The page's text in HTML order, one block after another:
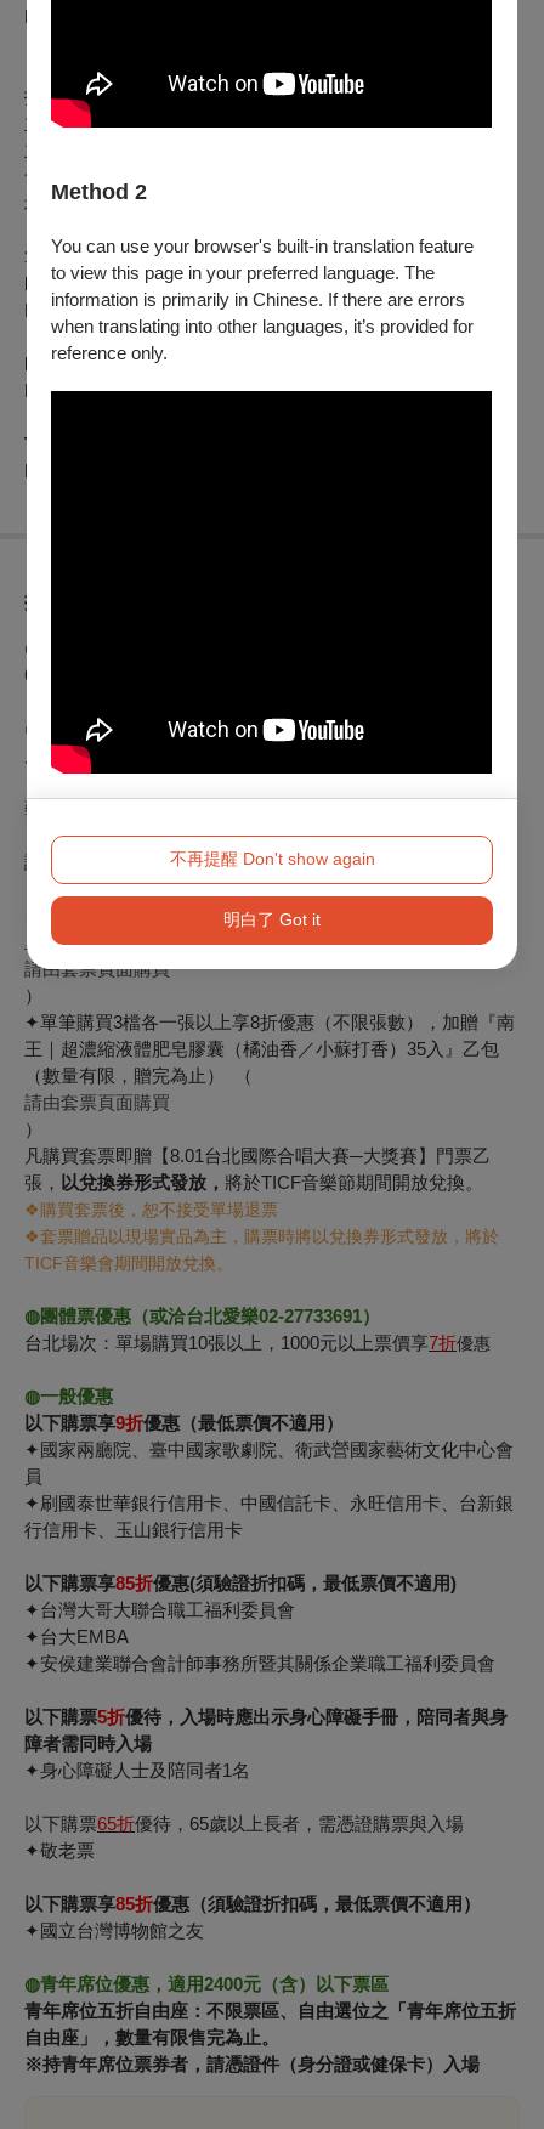
Method 2
You can use your browser's built-in translation feature
to view this page in your preferred language. The
information is primarily in Chinese. If there are errors
when translating into other languages, it’s provided for
reference only.
不再提醒 Don't show again
明白了 Got it
指導單位｜文化部
主辦單位｜財團法人台北愛樂文教基金會、台北愛樂合唱團
主要贊助｜英業達集團、永真教育基金會、王道銀行教育基金
會、林孝信文化基金會
場地夥伴｜國家表演藝術中心國家兩廳院
掌握台北國際合唱音樂節、台北國際合唱大賽第一手資訊➤
Facebook 粉絲專頁｜
https://lihi3.cc/neyTK
Instagram官方帳號
https://lihi3.cc/KIJW1
TICF
折扣方案
◍
6/30前購買1000元以上票券，享
◍
台北場次套票優惠
凡購買1000元以上票券（含）：
藝術SomeMusicDesign X TICF25聯名音樂家保溫瓶 』乙個
（數量有限，贈完為止） （
請由套票頁面購買
✦單筆購買4檔各一張以上享7折優惠（不限張數），加贈『德
里斯咖啡｜龍情蜜意禮盒』乙盒（數量有限，贈完為止） （
請由套票頁面購買
）
✦單筆購買3檔各一張以上享8折優惠（不限張數），加贈『南
王｜超濃縮液體肥皂膠囊（橘油香／小蘇打香）35入』乙包
（數量有限，贈完為止） （
請由套票頁面購買
）
凡購買套票即贈【8.01台北國際合唱大賽─大獎賽】門票乙
張， 以兌換券形式發放， 將於TICF音樂節期間開放兌換。
❖購買套票後，恕不接受單場退票
❖套票贈品以現場實品為主，購票時將以兌換券形式發放，將於
TICF音樂會期間開放兌換。
◍團體票優惠（或洽台北愛樂02-27733691）
台北場次：單場購買10張以上，1000元以上票價享7折優惠
◍一般優惠
以下購票享9折優惠（最低票價不適用）
✦國家兩廳院、臺中國家歌劇院、衛武營國家藝術文化中心會
員
✦刷國泰世華銀行信用卡、中國信託卡、永旺信用卡、台新銀
行信用卡、玉山銀行信用卡
以下購票享85折優惠(須驗證折扣碼，最低票價不適用)
✦台灣大哥大聯合職工福利委員會
✦台大EMBA
✦安侯建業聯合會計師事務所暨其關係企業職工福利委員會
以下購票5折優待，入場時應出示身心障礙手冊，陪同者與身
障者需同時入場
✦身心障礙人士及陪同者1名
以下購票65折優待，65歲以上長者，需憑證購票與入場
✦敬老票
以下購票享85折優惠（須驗證折扣碼，最低票價不適用 ）
✦國立台灣博物館之友
◍青年席位優惠，適用2400元（含）
以下票區
青年席位五折自由座： 不限票區、自由選位之「青年席位五折
自由座」，數量有限售完為止。
※持青年席位票券者，請憑證件（身分證或健保卡）入場